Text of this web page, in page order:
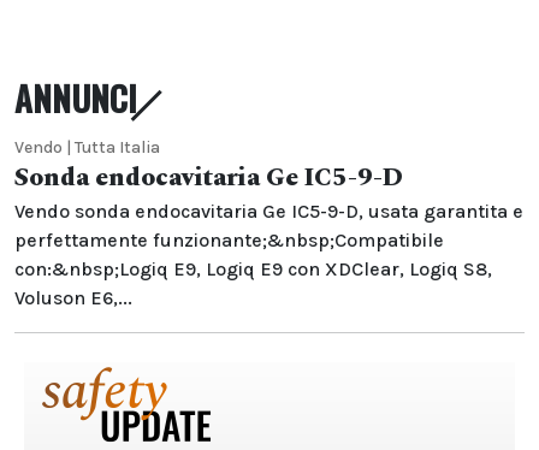
ANNUNCI
Vendo | Tutta Italia
Sonda endocavitaria Ge IC5-9-D
Vendo sonda endocavitaria Ge IC5-9-D, usata garantita e
perfettamente funzionante;&nbsp;Compatibile
con:&nbsp;Logiq E9, Logiq E9 con XDClear, Logiq S8,
Voluson E6,...